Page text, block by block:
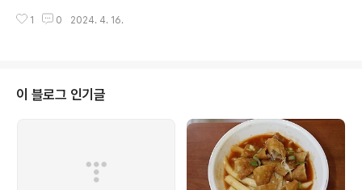
아직도 밝혀지지 않은 세월호 사건의 진실은 과연 무엇일
이너가 꿈이었던 예슬이.. 남자 친구가 생기면 함께 입어보
고 싶었던 옷과 구두를 스케치에 담아논 것을 디자이너의
도움을 받아 서촌 갤러리에서 전시하기도 했었는데요 어른
들의 잘못으로 희생되고 못다핀 (고) 박예슬의 꿈, 우리들
은 절대 잊지 말아야 겠습니다. 세월호 희생자 여러분들의
삼가 고인의 명복을 빕니다.
1 0 2024. 4. 16.
이 블로그 인기글